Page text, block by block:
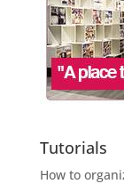
Tutorials
How to